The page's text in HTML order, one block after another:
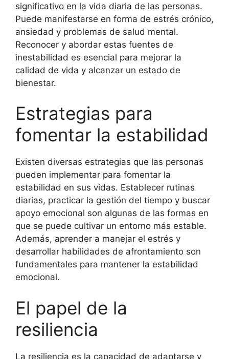
significativo en la vida diaria de las personas.
Puede manifestarse en forma de estrés crónico,
ansiedad y problemas de salud mental.
Reconocer y abordar estas fuentes de
inestabilidad es esencial para mejorar la
calidad de vida y alcanzar un estado de
bienestar.
Estrategias para
fomentar la estabilidad
Existen diversas estrategias que las personas
pueden implementar para fomentar la
estabilidad en sus vidas. Establecer rutinas
diarias, practicar la gestión del tiempo y buscar
apoyo emocional son algunas de las formas en
que se puede cultivar un entorno más estable.
Además, aprender a manejar el estrés y
desarrollar habilidades de afrontamiento son
fundamentales para mantener la estabilidad
emocional.
El papel de la
resiliencia
La resiliencia es la capacidad de adaptarse y